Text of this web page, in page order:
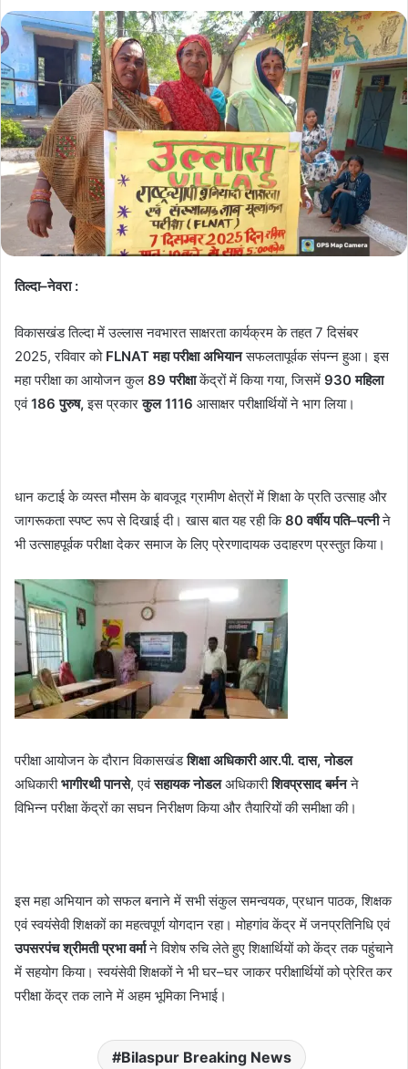
तिल्दा–नेवरा :
विकासखंड तिल्दा में उल्लास नवभारत साक्षरता कार्यक्रम के तहत 7 दिसंबर
2025, रविवार को FLNAT महा परीक्षा अभियानसफलतापूर्वक संपन्न हुआ। इस
महा परीक्षा का आयोजन कुल 89 परीक्षाकेंद्रों में किया गया, जिसमें 930 महिला
एवं186 पुरुष,इस प्रकारकुल 1116 आसाक्षर परीक्षार्थियों ने भाग लिया।
धान कटाई के व्यस्त मौसम के बावजूद ग्रामीण क्षेत्रों में शिक्षा के प्रति उत्साह और
जागरूकता स्पष्ट रूप से दिखाई दी। खास बात यह रही कि80 वर्षीय पति–पत्नीने
भी उत्साहपूर्वक परीक्षा देकर समाज के लिए प्रेरणादायक उदाहरण प्रस्तुत किया।
परीक्षा आयोजन के दौरान विकासखंडशिक्षा अधिकारी आर.पी. दास, नोडल
अधिकारीभागीरथी पानसे, एवंसहायक नोडलअधिकारीशिवप्रसाद बर्मनने
विभिन्न परीक्षा केंद्रों का सघन निरीक्षण किया और तैयारियों की समीक्षा की।
इस महा अभियान को सफल बनाने में सभी संकुल समन्वयक, प्रधान पाठक, शिक्षक
एवं स्वयंसेवी शिक्षकों का महत्वपूर्ण योगदान रहा। मोहगांव केंद्र में जनप्रतिनिधि एवं
उपसरपंच श्रीमती प्रभा वर्माने विशेष रुचि लेते हुए शिक्षार्थियों को केंद्र तक पहुंचाने
में सहयोग किया। स्वयंसेवी शिक्षकों ने भी घर–घर जाकर परीक्षार्थियों को प्रेरित कर
परीक्षा केंद्र तक लाने में अहम भूमिका निभाई।
Bilaspur Breaking News